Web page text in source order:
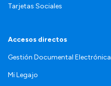
Tarjetas Sociales
Accesos directos
Gestión Documental Electrónica
Mi Legajo